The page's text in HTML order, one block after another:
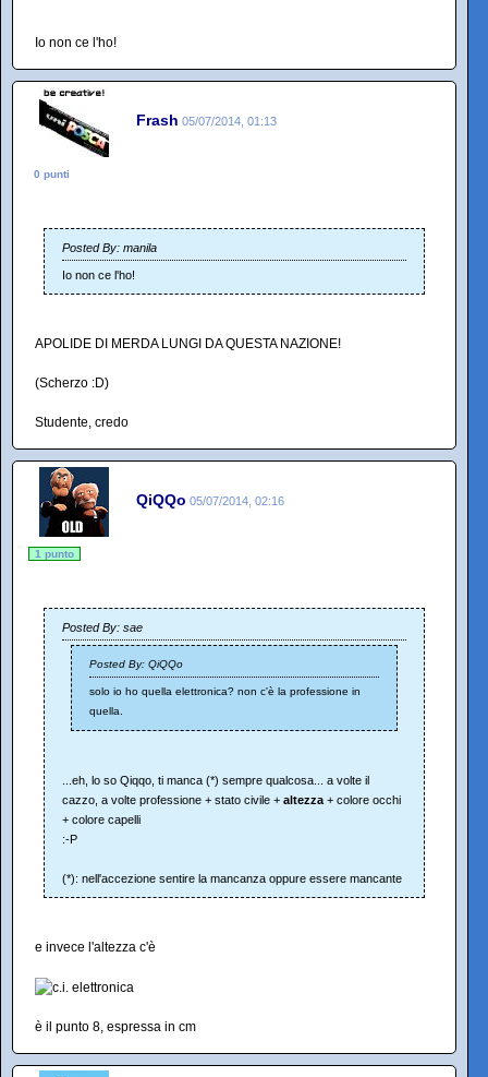
Io non ce l'ho!
Frash 05/07/2014, 01:13
0 punti
Posted By: manila
Io non ce l'ho!
APOLIDE DI MERDA LUNGI DA QUESTA NAZIONE!
(Scherzo :D)
Studente, credo
QiQQo 05/07/2014, 02:16
1 punto
Posted By: sae
Posted By: QiQQo
solo io ho quella elettronica? non c'è la professione in
quella.
...eh, lo so Qiqqo, ti manca (*) sempre qualcosa... a volte il
cazzo, a volte professione + stato civile + altezza + colore occhi
+ colore capelli
:-P
(*): nell'accezione sentire la mancanza oppure essere mancante
e invece l'altezza c'è
è il punto 8, espressa in cm